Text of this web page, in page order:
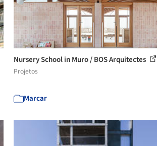
Nursery School in Muro / BOS Arquitectes
Projetos
Marcar